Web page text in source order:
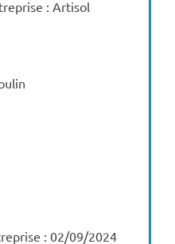
: Artisol
: 02/09/2024